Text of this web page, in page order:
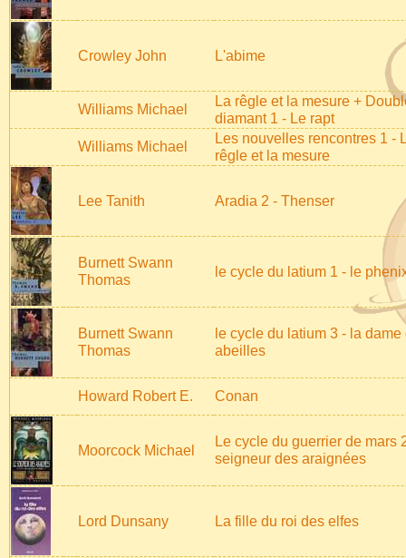
Crowley John L'abime
Williams Michael
La rêgle et la mesure +
diamant 1 - Le rapt
Williams Michael
Les nouvelles rencontres 1 -
rêgle et la mesure
Lee Tanith Aradia 2 - Thenser
Burnett Swann
Thomas
le cycle du latium 1 - le
Burnett Swann
Thomas
le cycle du latium 3 - la dame
abeilles
Howard Robert E. Conan
Moorcock Michael
Le cycle du guerrier de mars
seigneur des araignées
Lord Dunsany La fille du roi des elfes